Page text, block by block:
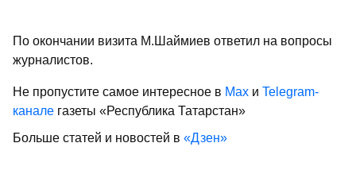
По окончании визита М.Шаймиев ответил на вопросы
журналистов.
Не пропустите самое интересное в Max и Telegram-
канале газеты «Республика Татарстан»
Больше статей и новостей в «Дзен»